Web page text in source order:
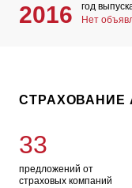
2016
год
Нет
СТРАХОВАНИЕ
33
предложений от
страховых компаний